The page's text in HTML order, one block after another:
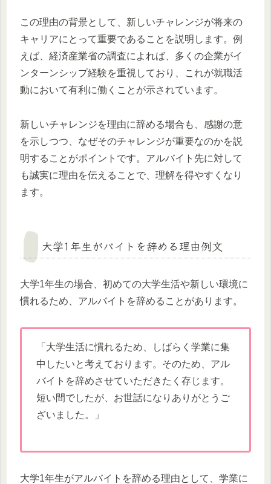
この理由の背景として、新しいチャレンジが将来の
キャリアにとって重要であることを説明します。例
えば、経済産業省の調査によれば、多くの企業がイ
ンターンシップ経験を重視しており、これが就職活
動において有利に働くことが示されています。
新しいチャレンジを理由に辞める場合も、感謝の意
を示しつつ、なぜそのチャレンジが重要なのかを説
明することがポイントです。アルバイト先に対して
も誠実に理由を伝えることで、理解を得やすくなり
ます。
大学1年生がバイトを辞める理由例文
大学1年生の場合、初めての大学生活や新しい環境に
慣れるため、アルバイトを辞めることがあります。
「大学生活に慣れるため、しばらく学業に集
中したいと考えております。そのため、アル
バイトを辞めさせていただきたく存じます。
短い間でしたが、お世話になりありがとうご
ざいました。」
大学1年生がアルバイトを辞める理由として、学業に